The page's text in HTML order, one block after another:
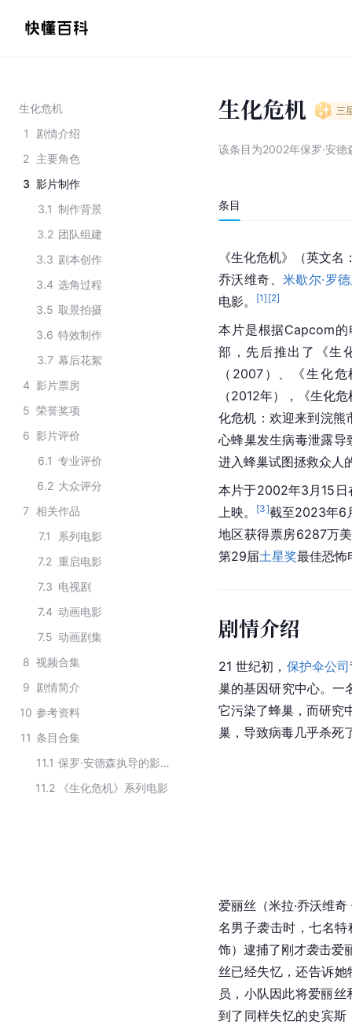
生化危机
1
剧情介绍
2 主要角色
3 影片制作
3.1 制作背景
3.2 团队组建
3.3 剧本创作
3.4 选角过程
3.5 取景拍摄
3.6 特效制作
3.7 幕后花絮
4 影片票房
5 荣誉奖项
6 影片评价
6.1 专业评价
6.2 大众评分
7 相关作品
7.1
系列电影
7.2 重启电影
7.3 电视剧
7.4 动画电影
7.5 动画剧集
8 视频合集
9 剧情简介
10 参考资料
11 条目合集
11.1
保罗·安德森执导的影视作品
11.2
《生化危机》系列电影
生化危机 三
该条目为2002年保罗·安德
条目
《生化危机》（英文
乔沃维奇、 米歇尔·罗
电影。
[1] [2]
本片是根据Capcom
部，先后推出了《生
（2007）、《生化
（2012年），《生化
化危机：欢迎来到浣熊
心蜂巢发生病毒泄露导
进入蜂巢试图拯救众人
本片于2002年3月15日
上映。
[3]截至2023年6
地区获得票房6287万
第29届土星奖最佳恐怖
剧情介绍
21 世纪初， 保护伞公司
巢的基因研究中心。一
它污染了蜂巢，而研究
巢，导致病毒几乎杀死
爱丽丝（米拉·乔沃维奇
名男子袭击时，七名
饰）逮捕了刚才袭击爱
丝已经失忆，还告诉
员，小队因此将爱丽
到了同样失忆的史宾斯